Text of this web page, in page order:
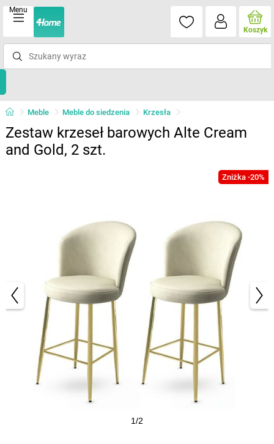
Menu
Koszyk
Meble Meble do siedzenia Krzesła
Zestaw krzeseł barowych Alte Cream
and Gold, 2 szt.
Zniżka -20%
1/2